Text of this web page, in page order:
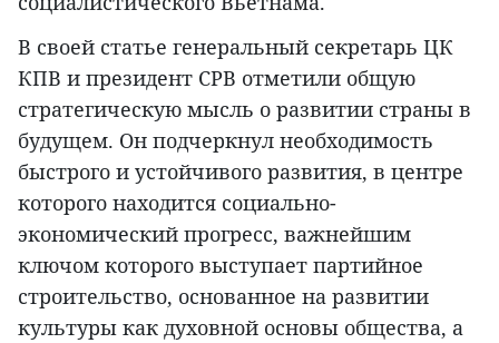
В своей статье генеральный секретарь ЦК
КПВ и президент СРВ отметили общую
стратегическую мысль о развитии страны в
будущем. Он подчеркнул необходимость
быстрого и устойчивого развития, в центре
которого находится социально-
экономический прогресс, важнейшим
ключом которого выступает партийное
строительство, основанное на развитии
культуры как духовной основы общества, а